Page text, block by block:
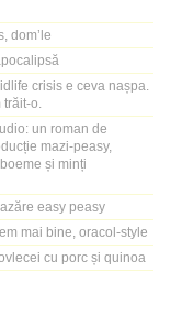
dom’le
crisis e ceva nașpa.
o.
un roman de
mazi-peasy,
și minți
easy peasy
mai bine, oracol-style
cu porc și quinoa